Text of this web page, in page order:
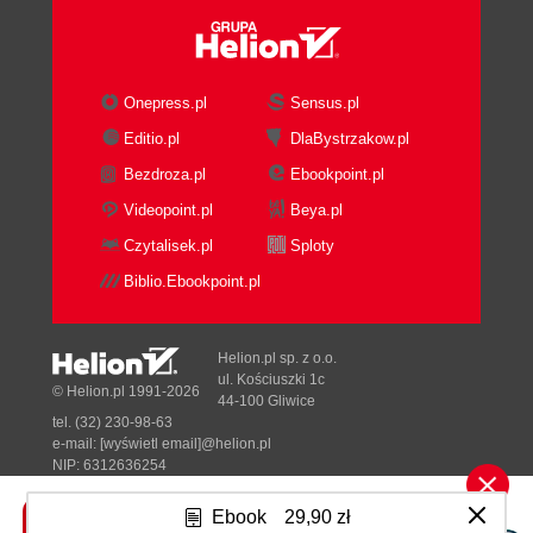
Ebook 29,90 zł
Onepress.pl
Sensus.pl
Editio.pl
DlaBystrzakow.pl
Bezdroza.pl
Ebookpoint.pl
Videopoint.pl
Beya.pl
Czytalisek.pl
Sploty
Biblio.Ebookpoint.pl
Tonik.pl
© Helion.pl 1991-2026
Helion.pl sp. z o.o.
ul. Kościuszki 1c
44-100 Gliwice
tel. (32) 230-98-63
e-mail: [wyświetl email]@helion.pl
NIP: 6312636254